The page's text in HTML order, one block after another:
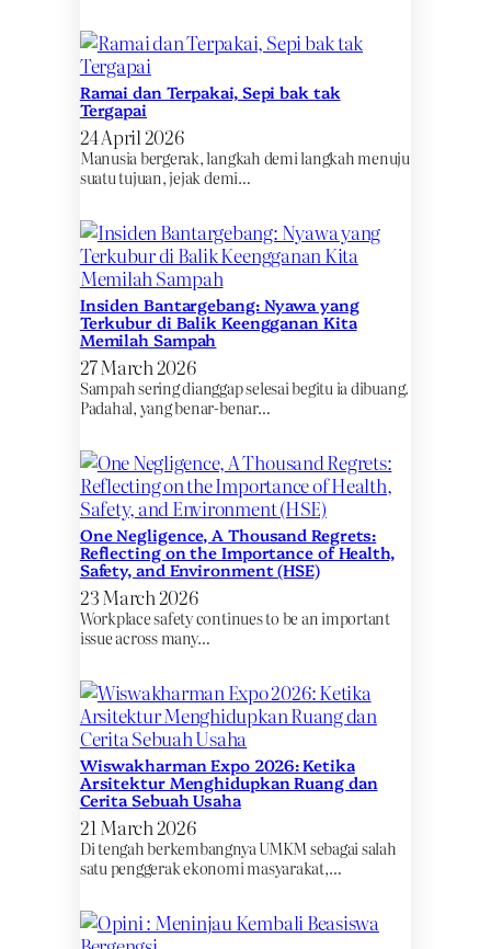
Ramai dan Terpakai, Sepi bak tak
Tergapai
24 April 2026
Manusia bergerak, langkah demi langkah menuju
suatu tujuan, jejak demi…
Insiden Bantargebang: Nyawa yang
Terkubur di Balik Keengganan Kita
Memilah Sampah
27 March 2026
Sampah sering dianggap selesai begitu ia dibuang.
Padahal, yang benar-benar…
One Negligence, A Thousand Regrets:
Reflecting on the Importance of Health,
Safety, and Environment (HSE)
23 March 2026
Workplace safety continues to be an important
issue across many…
Wiswakharman Expo 2026: Ketika
Arsitektur Menghidupkan Ruang dan
Cerita Sebuah Usaha
21 March 2026
Di tengah berkembangnya UMKM sebagai salah
satu penggerak ekonomi masyarakat,…